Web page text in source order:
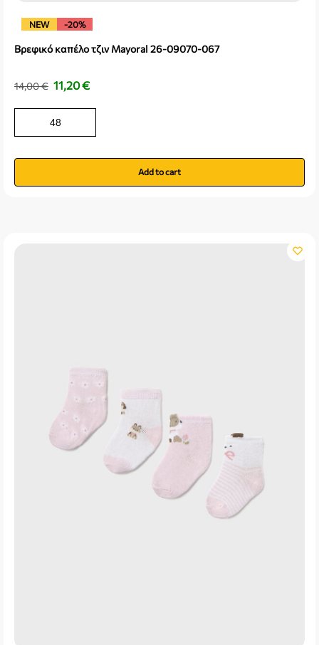
NEW -20%
Βρεφικό καπέλο τζιν Mayoral 26-09070-067
14,00€ 11,20€
48
Add to cart